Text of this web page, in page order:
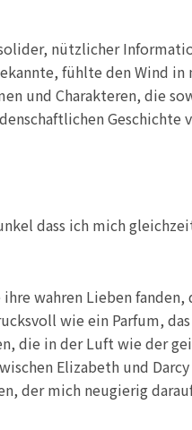
nützlicher
fühlte den Wind
und Charakteren, die
Geschichte
dass ich mich
wahren Lieben
wie ein Parfum, das
die in der Luft wie der
Elizabeth und
der mich neugierig